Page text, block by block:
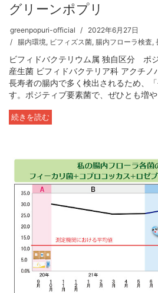
グリーンポプリ
greenpopuri-official
2022年6月27日
腸内環境, ビフィズス菌, 腸内フローラ検査,
ビフィドバクテリウム属 独自区分 ポ
産生菌 ビフィドバクテリア科 アクチ
長寿者の腸内で多く検出されるため、
す。ポジティブ要素菌で、ぜひとも増
続きを読む